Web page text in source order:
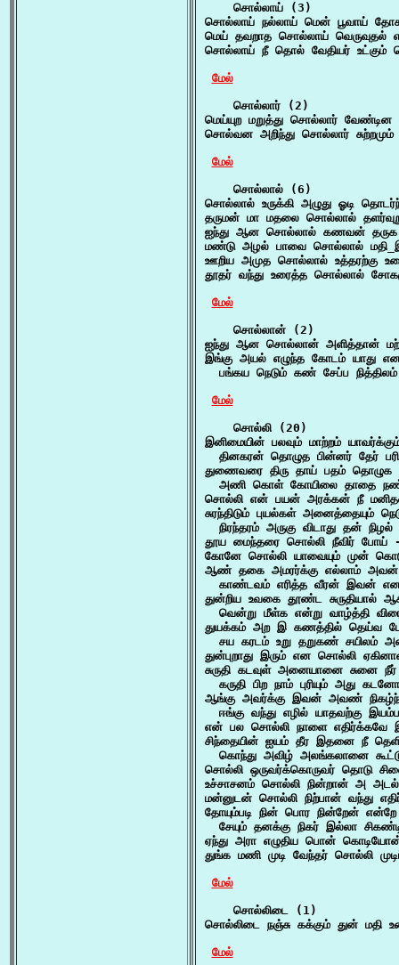
    சொல்லாய் (3)
சொல்லாய் நல்லாய் மென் பூவாய்
மெய் தவறாத சொல்லாய்
சொல்லாய் நீ தொல் வேதியர் உட்கும்
மேல்
    சொல்லார் (2)
மெய்யுற மறுத்து சொல்லார்
சொல்வன அறிந்து சொல்லார்
மேல்
    சொல்லால் (6)
சொல்லால் உருக்கி அழுது ஓடி
தருமன் மா மதலை சொல்லால்
ஐந்து ஆன சொல்லால் கணவன் தருக
மண்டு அழல் பாவை சொல்லால்
ஊறிய அமுத சொல்லால் உத்தரற்கு
தூதர் வந்து உரைத்த சொல்லால்
மேல்
    சொல்லான் (2)
ஐந்து ஆன சொல்லான் அளித்தான்
இங்கு அயல் எழுந்த கோடம் யாது
பங்கய நெடும் கண் சேப்ப நித்திலம்
மேல்
    சொல்லி (20)
இனிமையின் பலவும் மாற்றம்
தினகரன் தொழுத பின்னர் தேர்
துணைவரை திரு தாய் பதம்
அணி கொள் கோயிலை தாதை
சொல்லி என் பயன் அரக்கன் நீ
சுரந்திடும் புயல்கள் அனைத்தையும்
நிரந்தரம் அருகு விடாது தன்
தூய மைந்தரை சொல்லி நீவிர் போய்
கோனே சொல்லி யாவையும் முன்
ஆண் தகை அமரர்க்கு எல்லாம்
காண்டவம் எரித்த வீரன் இவன் என
துன்றிய உவகை தூண்ட சுருதியால்
வென்று மீள்க என்று வாழ்த்தி
துயக்கம் அற இ கணத்தில் தெய்வ
சய கரடம் உறு தறுகண் சயிலம்
துன்புறாது இரும் என சொல்லி
சுருதி கடவுள் அனையானை சுனை நீர்
கருதி பிற நாம் புரியும் அது
ஆங்கு அவர்க்கு இவன் அவண்
ஈங்கு வந்து எழில் யாதவற்கு
என் பல சொல்லி நாளை எதிர்க்கவே
சிந்தையின் ஐயம் தீர இதனை நீ
கொந்து அவிழ் அலங்கலானை
சொல்லி ஒருவர்க்கொருவர் தொடு
உச்சாசனம் சொல்லி நின்றான் அ
மன்னுடன் சொல்லி நிற்பான் வந்து
தோயும்படி நின் பொர நின்றேன்
சேயும் தனக்கு நிகர் இல்லா
ஏந்து அரா எழுதிய பொன்
துங்க மணி முடி வேந்தர் சொல்லி
மேல்
    சொல்லிடை (1)
சொல்லிடை நஞ்சு கக்கும் துன் மதி
மேல்